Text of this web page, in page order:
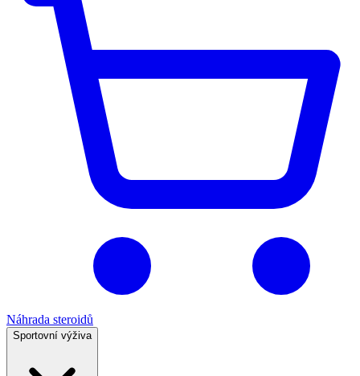
Náhrada steroidů
Sportovní výživa